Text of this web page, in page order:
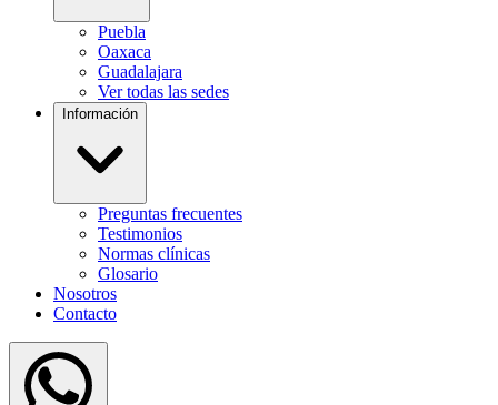
Puebla
Oaxaca
Guadalajara
Ver todas las sedes
Información
Preguntas frecuentes
Testimonios
Normas clínicas
Glosario
Nosotros
Contacto